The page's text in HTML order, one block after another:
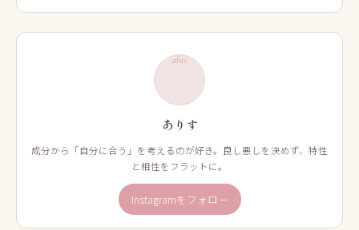
alice
ありす
成分から「自分に合う」を考えるのが好き。良し悪しを決めず、特性
と相性をフラットに。
Instagramをフォロー